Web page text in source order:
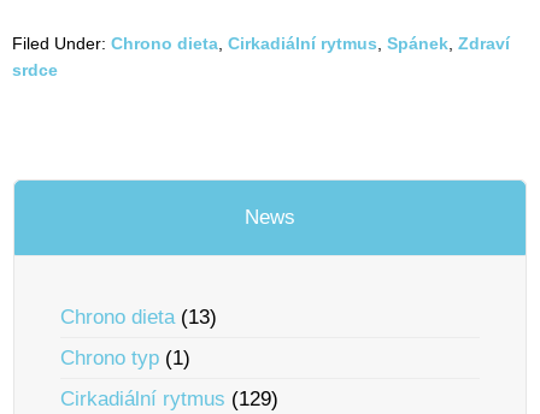
Filed Under: Chrono dieta Cirkadiální rytmus Spánek Zdraví
srdce
News
Chrono dieta(13)
Chrono typ (1)
Cirkadiální rytmus (129)